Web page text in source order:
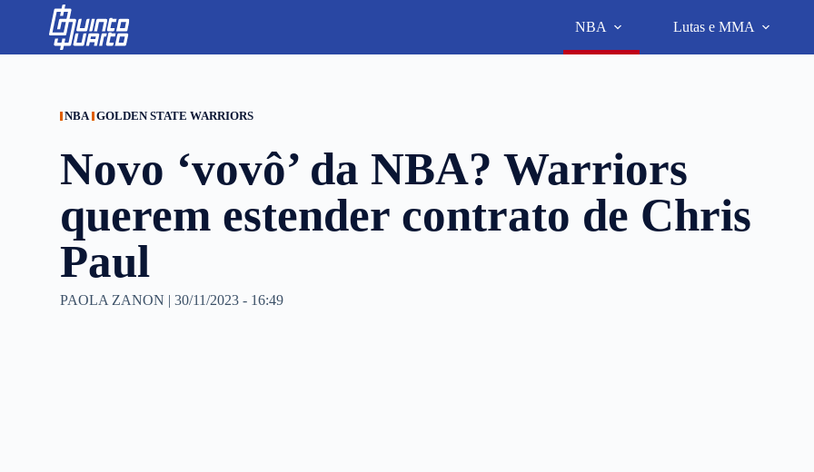
p
NBA Lutas e MMA
NBA GOLDEN STATE WARRIORS
Novo ‘vovô’ da NBA? Warriors
querem estender contrato de Chris
Paul
PAOLA ZANON |30/11/2023 - 16:49